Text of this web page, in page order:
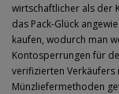
wirtschaftlicher als der
das Pack-Glück
kaufen, wodurch man
Kontosperrungen für
verifizierten Verkäufers
Münzliefermethoden